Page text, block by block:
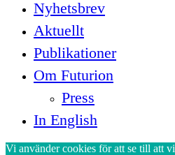
Nyhetsbrev
Aktuellt
Publikationer
Om Futurion
Press
In English
Vi använder cookies för att se till att